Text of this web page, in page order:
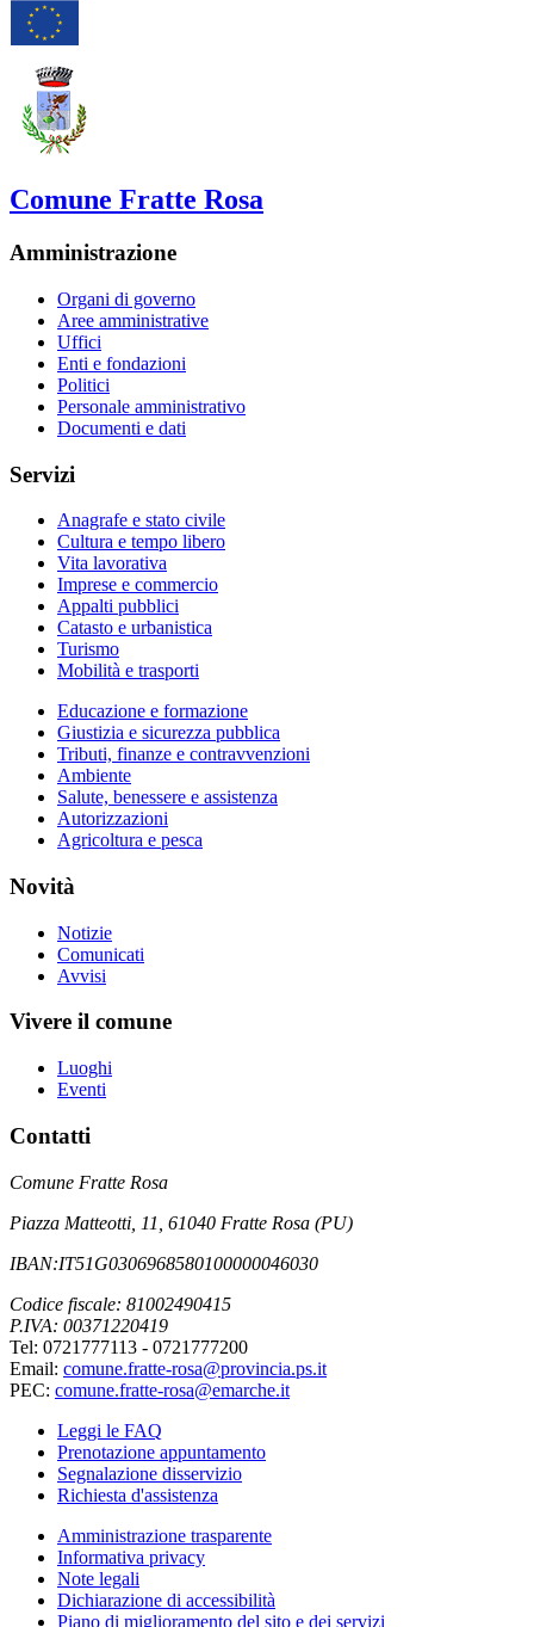
Comune Fratte Rosa
Amministrazione
Organi di governo
Aree amministrative
Uffici
Enti e fondazioni
Politici
Personale amministrativo
Documenti e dati
Servizi
Anagrafe e stato civile
Cultura e tempo libero
Vita lavorativa
Imprese e commercio
Appalti pubblici
Catasto e urbanistica
Turismo
Mobilità e trasporti
Educazione e formazione
Giustizia e sicurezza pubblica
Tributi, finanze e contravvenzioni
Ambiente
Salute, benessere e assistenza
Autorizzazioni
Agricoltura e pesca
Novità
Notizie
Comunicati
Avvisi
Vivere il comune
Luoghi
Eventi
Contatti
Comune Fratte Rosa
Piazza Matteotti, 11, 61040 Fratte Rosa (PU)
IBAN:IT51G0306968580100000046030
Codice fiscale: 81002490415
P.IVA: 00371220419
Tel: 0721777113 - 0721777200
Email: comune.fratte-rosa@provincia.ps.it
PEC: comune.fratte-rosa@emarche.it
Leggi le FAQ
Prenotazione appuntamento
Segnalazione disservizio
Richiesta d'assistenza
Amministrazione trasparente
Informativa privacy
Note legali
Dichiarazione di accessibilità
Piano di miglioramento del sito e dei servizi